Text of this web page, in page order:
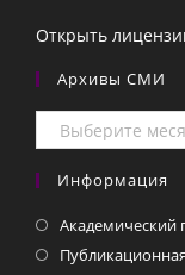
Открыть
Архивы СМИ
Архивы
СМИ
Информация
Академический